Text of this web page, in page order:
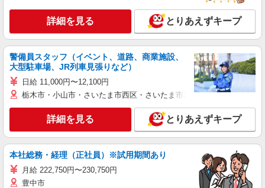
詳細を見る とりあえずキープ
警備員スタッフ（イベント、道路、商業施設、
大型駐車場、JR列車見張りなど）
日給 11,000円〜12,100円
栃木市・小山市・さいたま市西区・さいたま市岩槻区・久喜市・蓮田
詳細を見る とりあえずキープ
本社総務・経理（正社員）※試用期間あり
月給 222,750円〜230,750円
豊中市